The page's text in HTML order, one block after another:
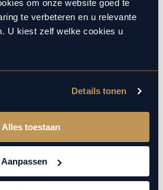
om onze website goed te
te verbeteren en u relevante
U kiest zelf welke cookies u
Details tonen
Alles toestaan
Aanpassen
op hetzelfde niveau als een
van de fabrieksgarantie. Kom
voor een APK of een
mijn
wanneer?